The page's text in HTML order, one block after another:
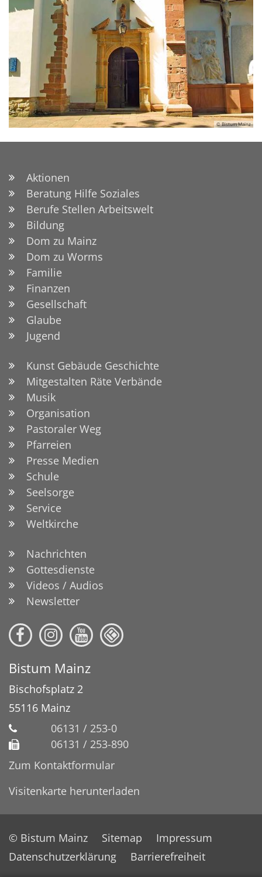
© Bistum Mainz
Aktionen
Beratung Hilfe Soziales
Berufe Stellen Arbeitswelt
Bildung
Dom zu Mainz
Dom zu Worms
Familie
Finanzen
Gesellschaft
Glaube
Jugend
Kunst Gebäude Geschichte
Mitgestalten Räte Verbände
Musik
Organisation
Pastoraler Weg
Pfarreien
Presse Medien
Schule
Seelsorge
Service
Weltkirche
Nachrichten
Gottesdienste
Videos / Audios
Newsletter
Bistum Mainz
Bischofsplatz 2
55116 Mainz
06131 / 253-0
06131 / 253-890
Zum Kontaktformular
Visitenkarte herunterladen
© Bistum Mainz Sitemap
Impressum
Datenschutzerklärung
Barrierefreiheit